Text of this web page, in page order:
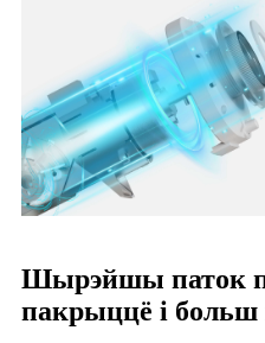
Шырэйшы паток
пакрыццё і больш